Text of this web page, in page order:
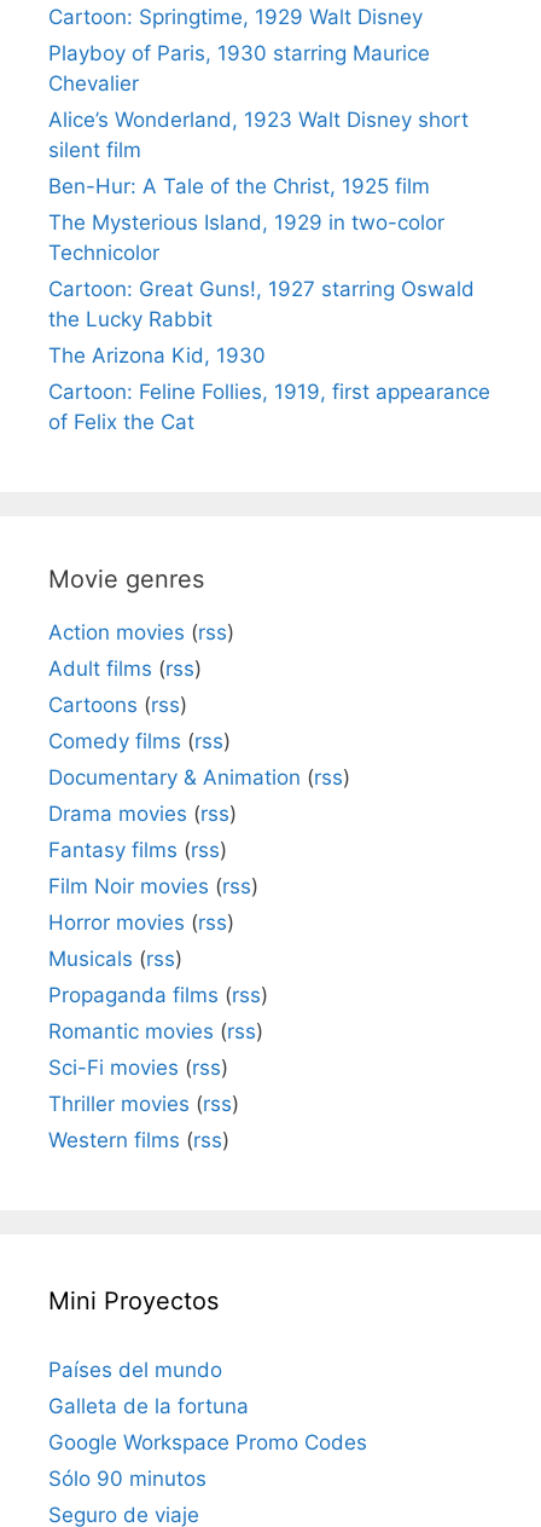
Cartoon: Springtime, 1929 Walt Disney
Playboy of Paris, 1930 starring Maurice
Chevalier
Alice’s Wonderland, 1923 Walt Disney short
silent film
Ben-Hur: A Tale of the Christ, 1925 film
The Mysterious Island, 1929 in two-color
Technicolor
Cartoon: Great Guns!, 1927 starring Oswald
the Lucky Rabbit
The Arizona Kid, 1930
Cartoon: Feline Follies, 1919, first appearance
of Felix the Cat
Movie genres
Action movies (rss)
Adult films (rss)
Cartoons (rss)
Comedy films (rss)
Documentary & Animation (rss)
Drama movies (rss)
Fantasy films (rss)
Film Noir movies (rss)
Horror movies (rss)
Musicals (rss)
Propaganda films (rss)
Romantic movies (rss)
Sci-Fi movies (rss)
Thriller movies (rss)
Western films (rss)
Mini Proyectos
Países del mundo
Galleta de la fortuna
Google Workspace Promo Codes
Sólo 90 minutos
Seguro de viaje